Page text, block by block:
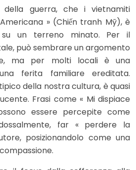
guerra, che i vietnamiti
» (Chiến tranh Mỹ), è
su un terreno minato. Per il
può sembrare un argomento
ma per molti locali è una
ferita familiare ereditata.
della nostra cultura, è quasi
Frasi come « Mi dispiace
essere percepite come
far « perdere la
posizionandolo come una